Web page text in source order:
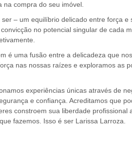
na compra do seu imóvel.
– um equilíbrio delicado entre força e
no potencial singular de cada
é uma fusão entre a delicadeza que
nas nossas raízes e exploramos as
experiências únicas através de
e confiança. Acreditamos que
constroem sua liberdade profissional
fazemos. Isso é ser Larissa Larroza.